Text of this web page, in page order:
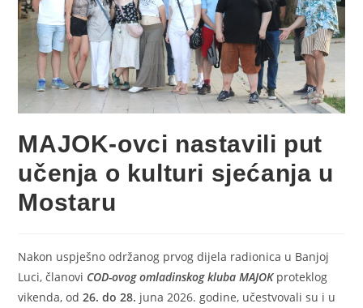
MAJOK-ovci nastavili put
učenja o kulturi sjećanja u
Mostaru
Nakon uspješno održanog prvog dijela radionica u Banjoj
Luci, članovi COD-ovog omladinskog kluba MAJOK proteklog
vikenda, od26. do 28. juna 2026. godine, učestvovali su i u